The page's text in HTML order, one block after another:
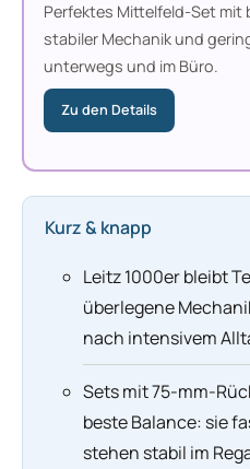
Perfektes Mittelfeld-Set mit
stabiler Mechanik und
unterwegs und im Büro.
Zu den Details
Kurz & knapp
Leitz 1000er bleibt
überlegene
nach intensivem
Sets mit 75-mm-
beste Balance: sie
stehen stabil im